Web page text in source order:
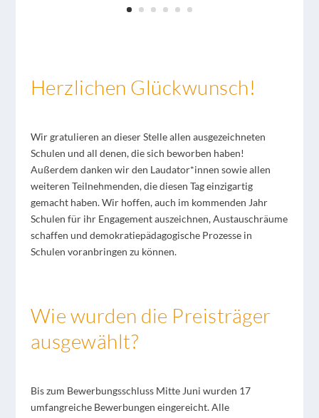
Herzlichen Glückwunsch!
Wir gratulieren an dieser Stelle allen ausgezeichneten
Schulen und all denen, die sich beworben haben!
Außerdem danken wir den Laudator*innen sowie allen
weiteren Teilnehmenden, die diesen Tag einzigartig
gemacht haben. Wir hoffen, auch im kommenden Jahr
Schulen für ihr Engagement auszeichnen, Austauschräume
schaffen und demokratiepädagogische Prozesse in
Schulen voranbringen zu können.
Wie wurden die Preisträger
ausgewählt?
Bis zum Bewerbungsschluss Mitte Juni wurden 17
umfangreiche Bewerbungen eingereicht. Alle